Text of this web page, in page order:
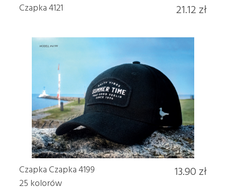
Czapka 4121 21.12 zł
Czapka Czapka 4199
25 kolorów
13.90 zł